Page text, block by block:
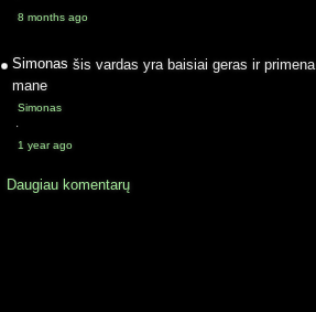
8 months ago
Simonas šis vardas yra baisiai geras ir primena
mane
Simonas
·
1 year ago
Daugiau komentarų